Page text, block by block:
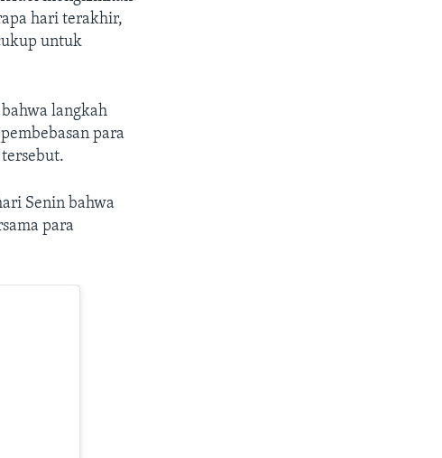
hari terakhir,
untuk
langkah
para
Senin bahwa
para